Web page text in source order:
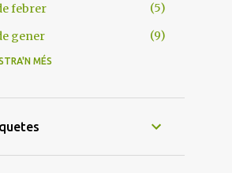
febrer
5
gener
9
novembre
MÉS